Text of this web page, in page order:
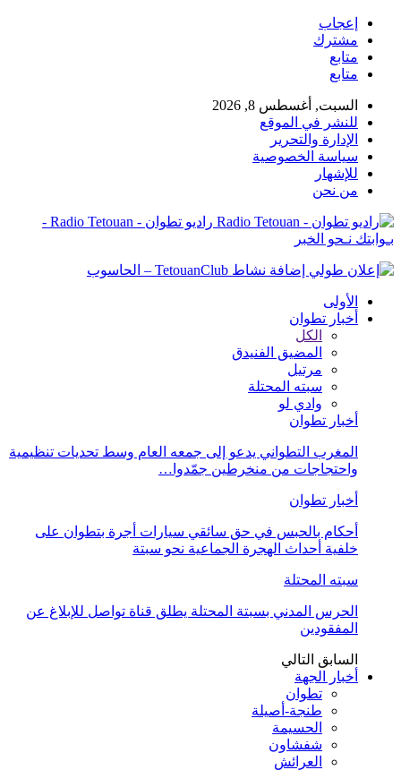
إعجاب
مشترك
متابع
متابع
السبت, أغسطس 8, 2026
للنشر في الموقع
الإدارة والتحرير
سياسة الخصوصية
للإشهار
من نحن
راديو تطوان - Radio Tetouan -
بـوابتك نـحو الخبر
الأولى
أخبار تطوان
الكل
المضيق الفنيدق
مرتيل
سبته المحتلة
وادي لو
أخبار تطوان
المغرب التطواني يدعو إلى جمعه العام وسط تحديات تنظيمية
واحتجاجات من منخرطين جمّدوا…
أخبار تطوان
أحكام بالحبس في حق سائقي سيارات أجرة بتطوان على
خلفية أحداث الهجرة الجماعية نحو سبتة
سبته المحتلة
الحرس المدني بسبتة المحتلة يطلق قناة تواصل للإبلاغ عن
المفقودين
السابق التالي
أخبار الجهة
تطوان
طنجة-أصيلة
الحسيمة
شفشاون
العرائش